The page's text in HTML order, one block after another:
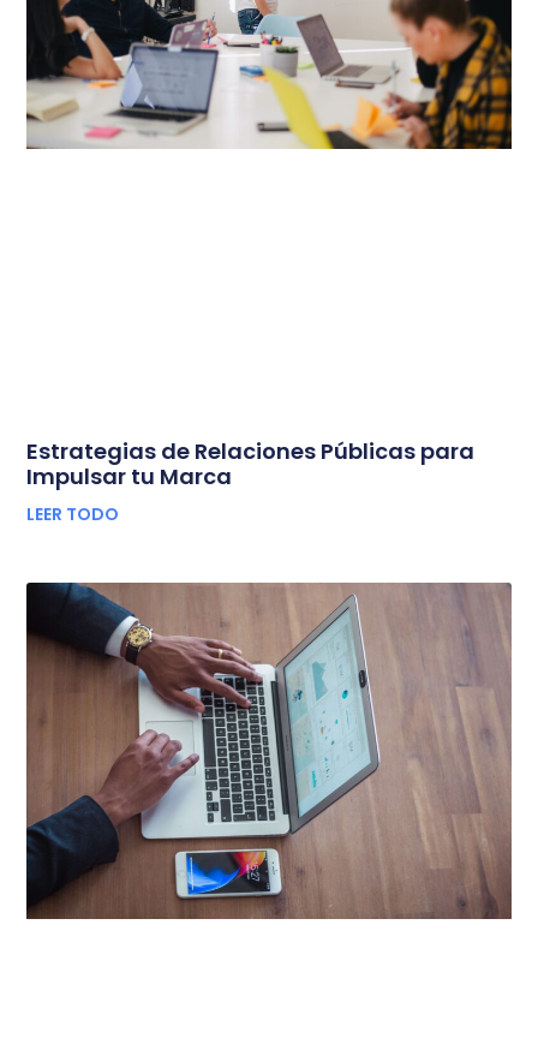
Estrategias de Relaciones Públicas para
Impulsar tu Marca
LEER TODO